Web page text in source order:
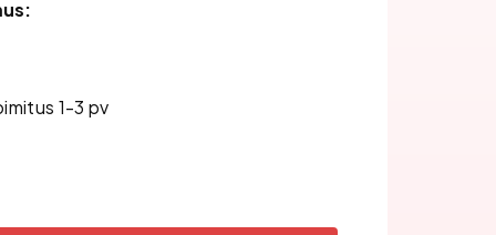
1-3 pv